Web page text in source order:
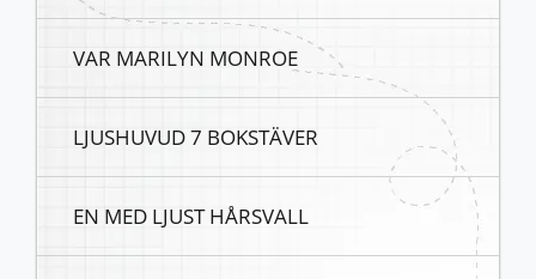
VAR MARILYN MONROE
LJUSHUVUD 7 BOKSTÄVER
EN MED LJUST HÅRSVALL